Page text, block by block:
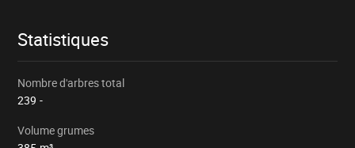
Statistiques
Nombre d'arbres total
239 -
Volume grumes